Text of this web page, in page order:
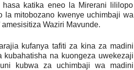
katika eneo la Mirerani lililopo
la mitobozano kwenye uchimbaji wa
Waziri Mavunde.
kufanya tafiti za kina za madini
na kuongeza uwekezaji
kubwa za uchimbaji wa madini